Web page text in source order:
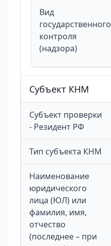
Вид
государственного
контроля
(надзора)
Cубъект КНМ
Субъект проверки
- Резидент РФ
Тип субъекта КНМ
Наименование
юридического
лица (ЮЛ) или
фамилия, имя,
отчество
(последнее – при